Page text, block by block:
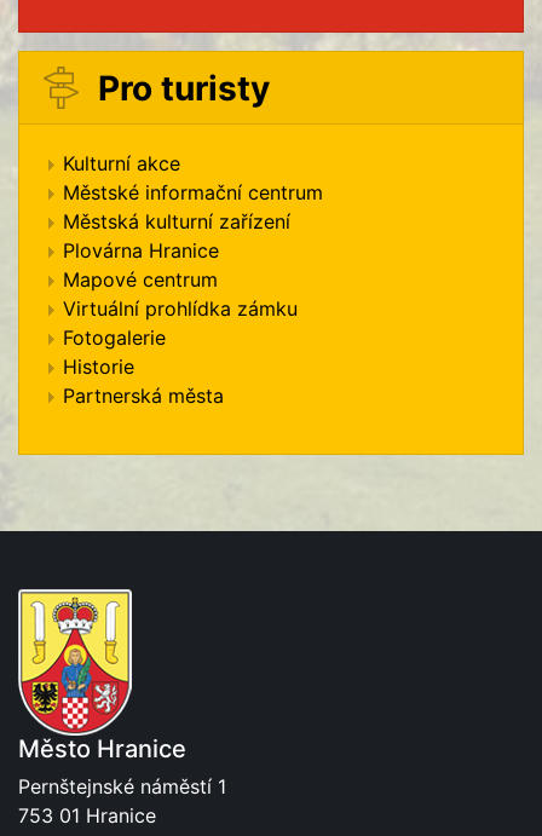
Pro turisty
Kulturní akce
Městské informační centrum
Městská kulturní zařízení
Plovárna Hranice
Mapové centrum
Virtuální prohlídka zámku
Fotogalerie
Historie
Partnerská města
Město Hranice
Pernštejnské náměstí 1
753 01 Hranice